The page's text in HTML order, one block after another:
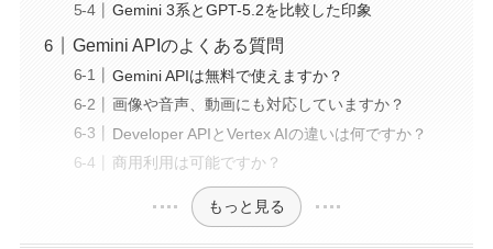
Gemini 3系とGPT-5.2を比較した印象
Gemini APIのよくある質問
Gemini APIは無料で使えますか？
画像や音声、動画にも対応していますか？
Developer APIとVertex AIの違いは何ですか？
商用利用は可能ですか？
もっと見る